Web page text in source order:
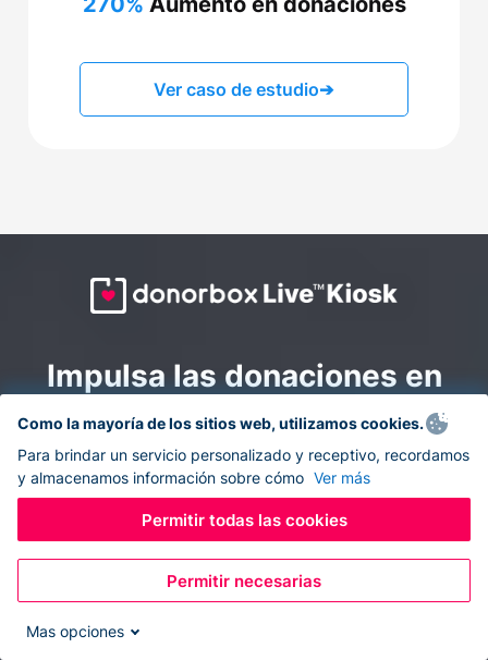
Ver caso de estudio➔
Impulsa las donaciones en
todas partes: combina la
recaudación de fondos en
línea y en el sitio con
Donorbox Live Kiosk.
Convierte tu tableta en un quiosco de donaciones y
recolecta donaciones sin efectivo durante eventos, en
Como la mayoría de los sitios web, utilizamos cookies.
Para brindar un servicio personalizado y receptivo, recordamos
y almacenamos información sobre cómo Ver más
Permitir todas las cookies
Permitir necesarias
Mas opciones